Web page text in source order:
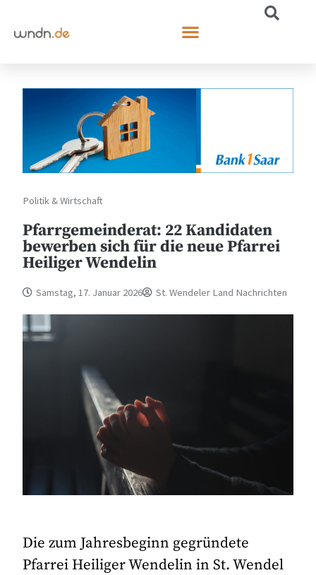
Politik & Wirtschaft
Pfarrgemeinderat: 22 Kandidaten
bewerben sich für die neue Pfarrei
Heiliger Wendelin
Samstag, 17. Januar 2026 St. Wendeler Land Nachrichten
Die zum Jahresbeginn gegründete
Pfarrei Heiliger Wendelin in St. Wendel